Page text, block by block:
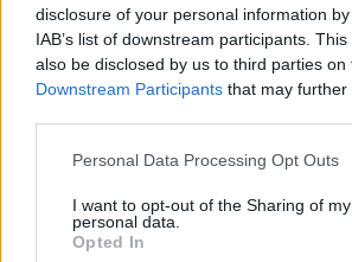
disclosure of your personal information
IAB’s list of downstream participants.
also be disclosed by us to third parties on
Downstream Participants that may
Personal Data Processing Opt Outs
I want to opt-out of the Sharing of my
personal data.
Opted In
Μια γνωριμία με τον πολυμερή πηλό
γνωρίζουν,σε αντίθεση με τον
πηλός ψημένος είναι ελαφρύς
γεγονός που τον καθιστά ιδανικό υλικό
χειροποίητων κοσμημάτων, επίσης,
αποδειχθεί ότι είναι απόλυτα ασφαλές
ενήλικες!